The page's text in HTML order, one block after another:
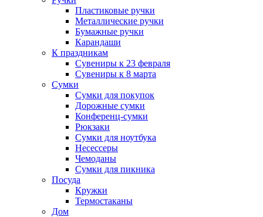
Пластиковые ручки
Металлические ручки
Бумажные ручки
Карандаши
К праздникам
Сувениры к 23 февраля
Сувениры к 8 марта
Сумки
Сумки для покупок
Дорожные сумки
Конференц-сумки
Рюкзаки
Сумки для ноутбука
Несессеры
Чемоданы
Сумки для пикника
Посуда
Кружки
Термостаканы
Дом